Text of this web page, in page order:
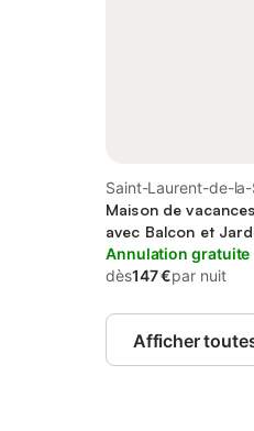
Saint-Laurent-de-
Région de Perpignan
Maison de
avec Balcon et
Annulation gratuite
dès147 €par nuit
Afficher